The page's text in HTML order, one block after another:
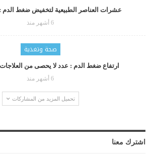
عشرات العناصر الطبيعية لتخفيض ضغط الدم :
6 أشهر منذ
صحة وتغذية
ارتفاع ضغط الدم : عدد لا يحصى من
6 أشهر منذ
تحميل المزيد من المشاركات
اشترك معنا